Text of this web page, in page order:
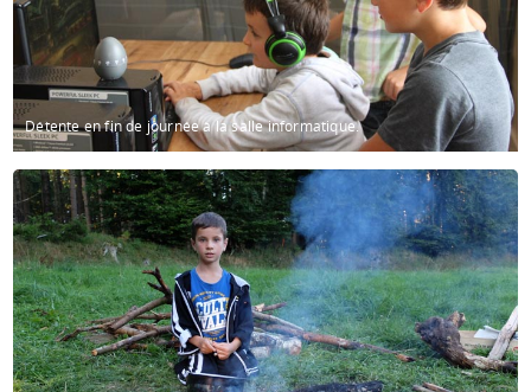
Détente en fin de journée à la salle informatique.